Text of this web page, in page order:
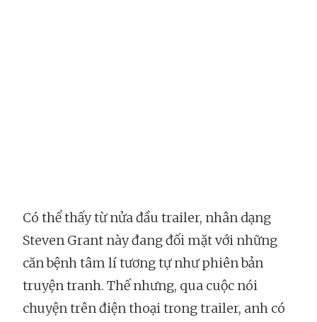
Có thể thấy từ nửa đầu trailer, nhân dạng
Steven Grant này đang đối mặt với những
căn bệnh tâm lí tương tự như phiên bản
truyện tranh. Thế nhưng, qua cuộc nói
chuyện trên điện thoại trong trailer, anh có